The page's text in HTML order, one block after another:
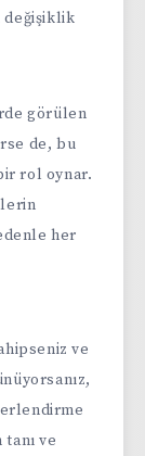
değişiklik
görülen
de, bu
rol oynar.
her
ve
ve